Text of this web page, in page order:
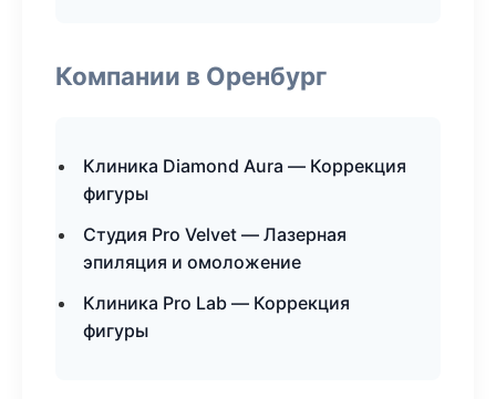
Компании в Оренбург
Клиника Diamond Aura — Коррекция
фигуры
Студия Pro Velvet — Лазерная
эпиляция и омоложение
Клиника Pro Lab — Коррекция
фигуры